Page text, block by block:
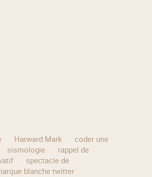
Harward Mark
coder une
sismologie
rappel de
spectacle de
blanche twitter